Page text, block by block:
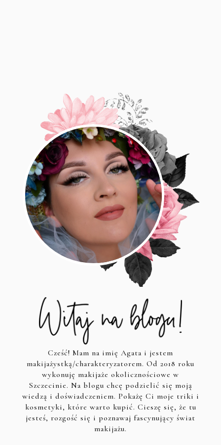
Cześć! Mam na imię Agata i jestem
makijażystką/charakteryzatorem. Od 2018 roku
wykonuję makijaże okolicznościowe w
Szczecinie. Na blogu chcę podzielić się moją
wiedzą i doświadczeniem. Pokażę Ci moje triki i
kosmetyki, które warto kupić. Cieszę się, że tu
jesteś, rozgość się i poznawaj fascynujący świat
makijażu.